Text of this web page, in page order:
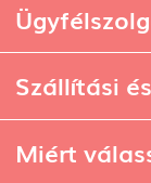
Szállítási
Miért